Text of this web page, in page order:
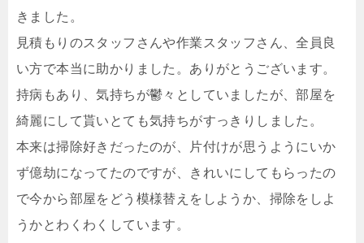
きました。
見積もりのスタッフさんや作業スタッフさん、全員良
い方で本当に助かりました。ありがとうございます。
持病もあり、気持ちが鬱々としていましたが、部屋を
綺麗にして貰いとても気持ちがすっきりしました。
本来は掃除好きだったのが、片付けが思うようにいか
ず億劫になってたのですが、きれいにしてもらったの
で今から部屋をどう模様替えをしようか、掃除をしよ
うかとわくわくしています。